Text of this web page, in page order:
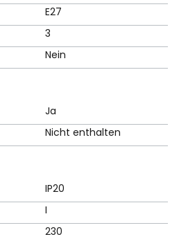
E27
3
Nein
Ja
Nicht enthalten
IP20
I
230